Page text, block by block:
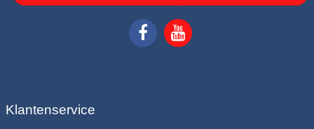
Klantenservice